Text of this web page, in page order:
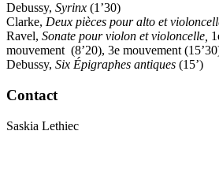
Debussy, Syrinx (1’30)
Clarke, Deux pièces pour alto et
Ravel, Sonate pour violon et violoncelle,
mouvement (8’20), 3e mouvement
Debussy, Six Épigraphes antiques (15’)
Contact
Saskia Lethiec